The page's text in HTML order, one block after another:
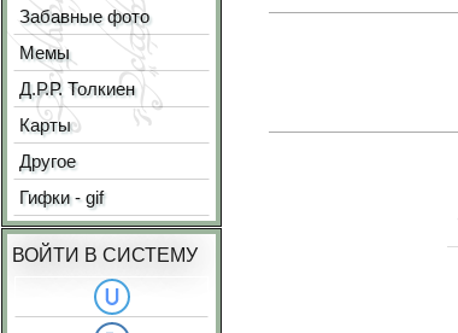
Забавные фото
Мемы
Д.Р.Р. Толкиен
Карты
Другое
Гифки - gif
ВОЙТИ В СИСТЕМУ